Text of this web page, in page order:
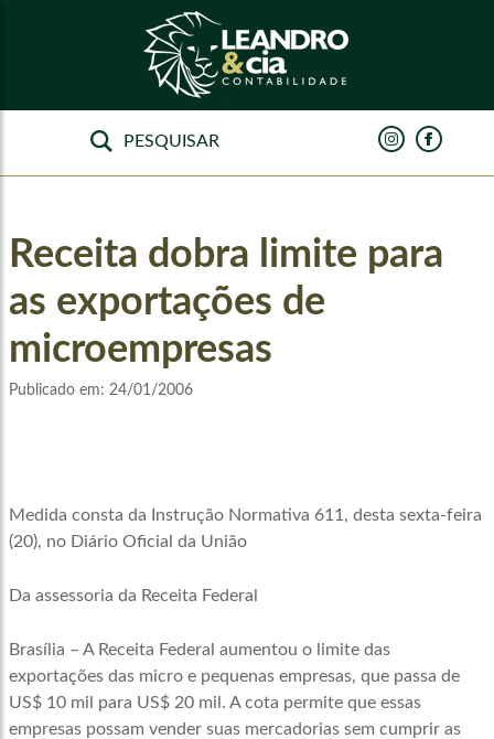
Receita dobra limite para
as exportações de
microempresas
Publicado em: 24/01/2006
Medida consta da Instrução Normativa 611, desta sexta-feira
(20), no Diário Oficial da União
Da assessoria da Receita Federal
Brasília – A Receita Federal aumentou o limite das
exportações das micro e pequenas empresas, que passa de
US$ 10 mil para US$ 20 mil. A cota permite que essas
empresas possam vender suas mercadorias sem cumprir as